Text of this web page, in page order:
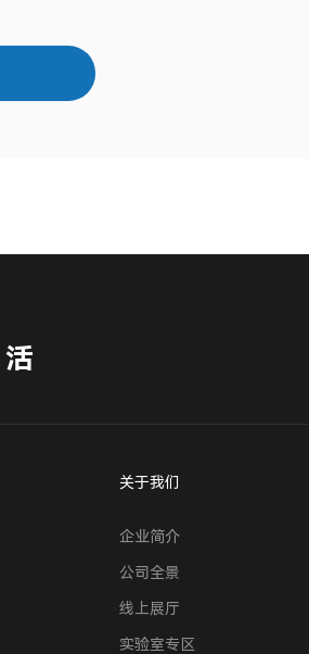
关于我们
企业简介
公司全景
线上展厅
实验室专区